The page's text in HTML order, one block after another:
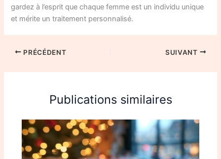
gardez à l’esprit que chaque femme est un individu unique
et mérite un traitement personnalisé.
PRÉCÉDENT SUIVANT
Publications similaires